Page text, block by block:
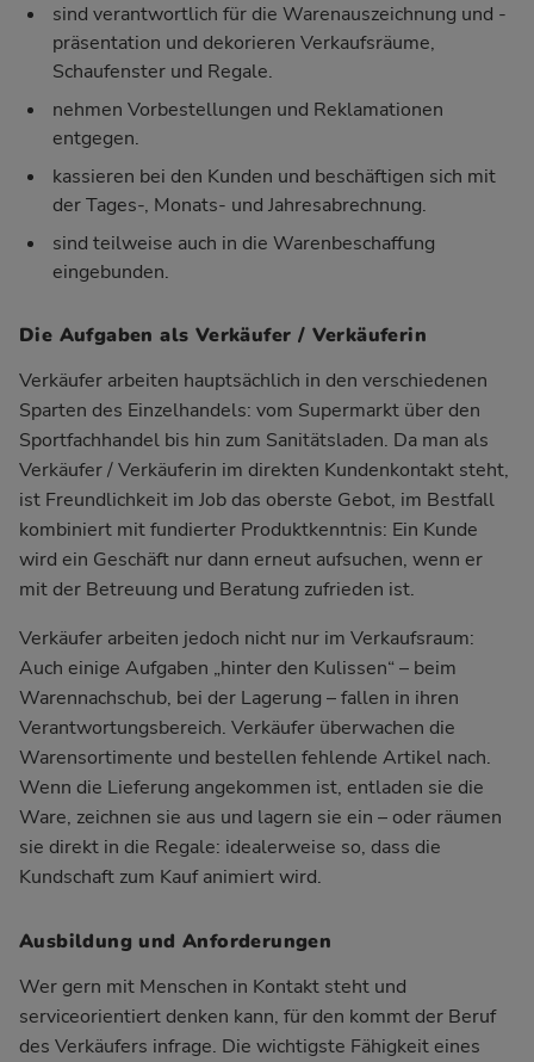
sind verantwortlich für die Warenauszeichnung und -
präsentation und dekorieren Verkaufsräume,
Schaufenster und Regale.
nehmen Vorbestellungen und Reklamationen
entgegen.
kassieren bei den Kunden und beschäftigen sich mit
der Tages-, Monats- und Jahresabrechnung.
sind teilweise auch in die Warenbeschaffung
eingebunden.
Die Aufgaben als Verkäufer / Verkäuferin
Verkäufer arbeiten hauptsächlich in den verschiedenen
Sparten des Einzelhandels: vom Supermarkt über den
Sportfachhandel bis hin zum Sanitätsladen. Da man als
Verkäufer / Verkäuferin im direkten Kundenkontakt steht,
ist Freundlichkeit im Job das oberste Gebot, im Bestfall
kombiniert mit fundierter Produktkenntnis: Ein Kunde
wird ein Geschäft nur dann erneut aufsuchen, wenn er
mit der Betreuung und Beratung zufrieden ist.
Verkäufer arbeiten jedoch nicht nur im Verkaufsraum:
Auch einige Aufgaben „hinter den Kulissen“ – beim
Warennachschub, bei der Lagerung – fallen in ihren
Verantwortungsbereich. Verkäufer überwachen die
Warensortimente und bestellen fehlende Artikel nach.
Wenn die Lieferung angekommen ist, entladen sie die
Ware, zeichnen sie aus und lagern sie ein – oder räumen
sie direkt in die Regale: idealerweise so, dass die
Kundschaft zum Kauf animiert wird.
Ausbildung und Anforderungen
Wer gern mit Menschen in Kontakt steht und
serviceorientiert denken kann, für den kommt der Beruf
des Verkäufers infrage. Die wichtigste Fähigkeit eines